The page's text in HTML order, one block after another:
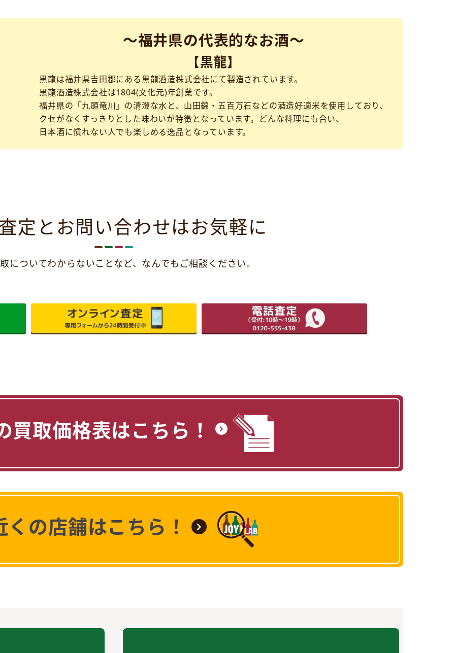
～福井県の代表的なお酒～
【黒龍】
黒龍は福井県吉田郡にある黒龍酒造株式会社にて製造されています。
黒龍酒造株式会社は1804(文化元)年創業です。
福井県の「九頭竜川」の清澄な水と、山田錦・五百万石などの酒造好適米を使用しており、
クセがなくすっきりとした味わいが特徴となっています。どんな料理にも合い、
日本酒に慣れない人でも楽しめる逸品となっています。
定とお問い合わせはお気軽に
についてわからないことなど、 なんでもご相談ください。
買取価格表はこちら！
くの店舗はこちら！